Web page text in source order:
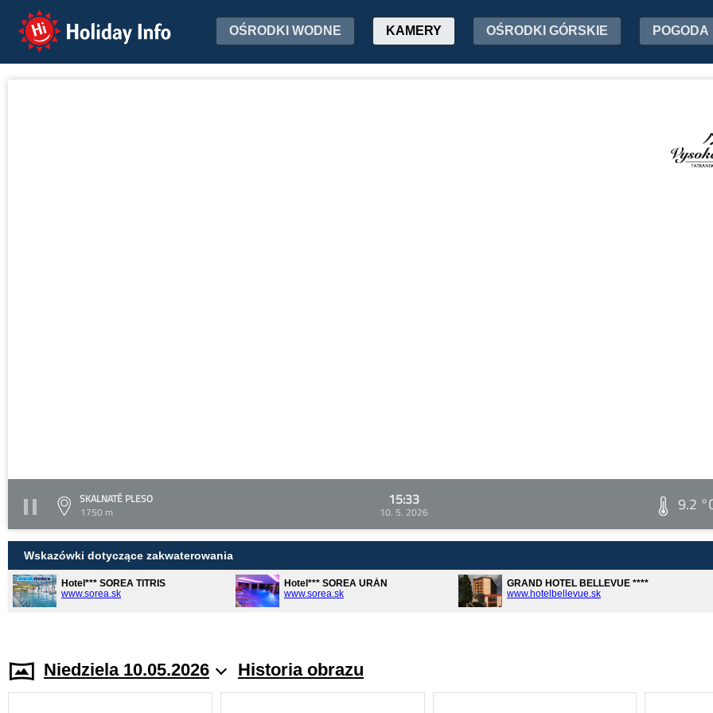
Holiday Info OŚRODKI WODNE KAMERY OŚRODKI GÓRSKIE POGODA
SKALNATÉ PLESO
1750 m
15:33
10. 5. 2026 9.2
Wskazówki dotyczące zakwaterowania
Hotel*** SOREA TITRIS
www.sorea.sk
Hotel*** SOREA URÁN
www.sorea.sk
GRAND HOTEL BELLEVUE ****
www.hotelbellevue.sk
Niedziela 10.05.2026 Historia obrazu